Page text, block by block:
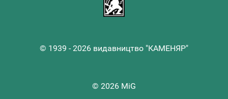
© 1939 - 2026 видавництво "КАМЕНЯР"
© 2026 MiG